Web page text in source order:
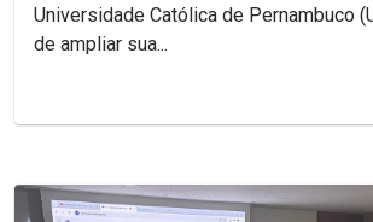
Universidade Católica de Pernambuco
de ampliar sua...